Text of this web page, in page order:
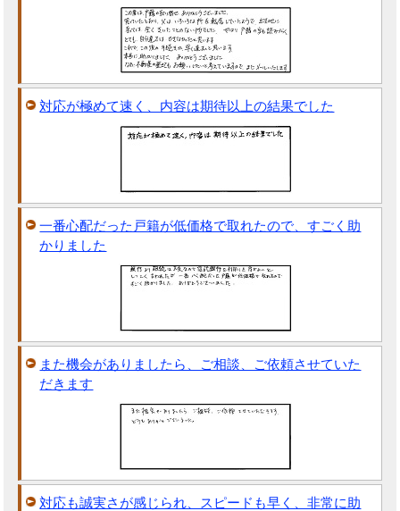
対応が極めて速く、内容は期待以上の結果でした
一番心配だった戸籍が低価格で取れたので、すごく助
かりました
また機会がありましたら、ご相談、ご依頼させていた
だきます
対応も誠実さが感じられ、スピードも早く、非常に助